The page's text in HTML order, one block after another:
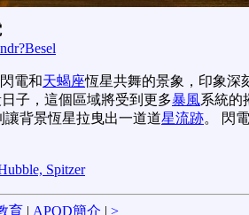
電和天蝎座恆星共舞的景象，印象深
子，這個區域將受到更多暴風系統的
背景恆星拉曳出一道道星流跡。 閃
Spitzer
育| APOD簡介 | >